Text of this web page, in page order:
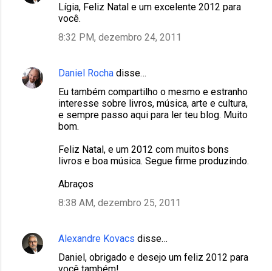
Lígia, Feliz Natal e um excelente 2012 para
você.
8:32 PM, dezembro 24, 2011
Daniel Rocha disse…
Eu também compartilho o mesmo e estranho
interesse sobre livros, música, arte e cultura,
e sempre passo aqui para ler teu blog. Muito
bom.
Feliz Natal, e um 2012 com muitos bons
livros e boa música. Segue firme produzindo.
Abraços
8:38 AM, dezembro 25, 2011
Alexandre Kovacs disse…
Daniel, obrigado e desejo um feliz 2012 para
você também!